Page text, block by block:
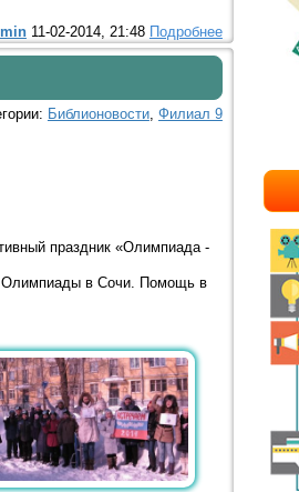
11-02-2014, 21:48 Подробнее
Библионовости, Филиал 9
праздник «Олимпиада -
Олимпиады в Сочи. Помощь в